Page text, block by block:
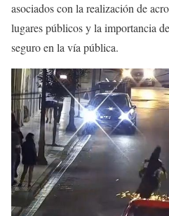
asociados con la realización de
lugares públicos y la importancia
seguro en la vía pública.